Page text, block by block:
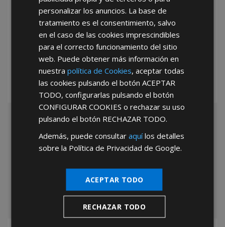
*Abstenerse particulares, sólo venta a tiendas y empresas minoristas y
personalizar los anuncios. La base de
tratamiento es el consentimiento, salvo
en el caso de las cookies imprescindibles
para el correcto funcionamiento del sitio
web. Puede obtener más información en
nuestrapolítica de Cookies, aceptar todas
las cookies pulsando el botónACEPTAR
TODO, configurarlas pulsando el botón
CONFIGURAR COOKIES o rechazar su uso
pulsando el botón RECHAZAR TODO.
Además, puede consultaraquílos detalles
sobre la Política de Privacidad de Google.
ACEPTAR TODO
RECHAZAR TODO